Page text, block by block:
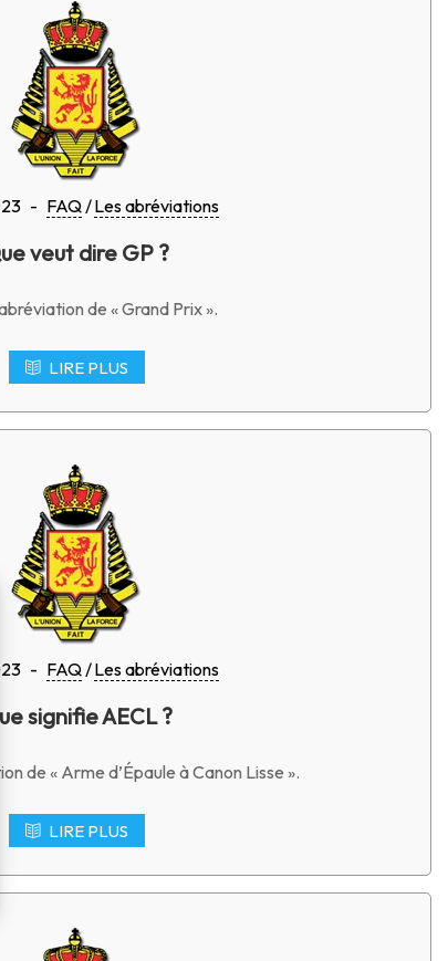
- FAQ Les abréviations
veut dire GP ?
de « Grand Prix ».
LIRE PLUS
- FAQ Les abréviations
signifie AECL ?
de « Arme d’Épaule à Canon Lisse ».
LIRE PLUS